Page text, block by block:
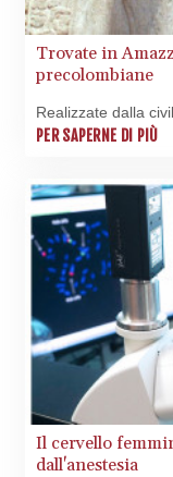
Trovate in
precolombiane
Realizzate dalla
PER SAPERNE DI PIÙ
Il cervello
dall'anestesia